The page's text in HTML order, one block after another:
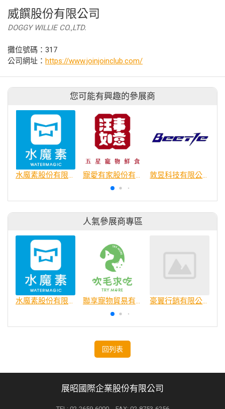
威饌股份有限公司
DOGGY WILLIE CO.,LTD.
攤位號碼：317
公司網址： https://www.joinjoinclub.com/
您可能有興趣的參展商
水魔素股份有限公司 寵愛有家股份有限公司 敦昱科技有限公司
人氣參展商專區
水魔素股份有限公司 聯享寵物貿易有限公司 豪翼行銷有限公司
回列表
展昭國際企業股份有限公司